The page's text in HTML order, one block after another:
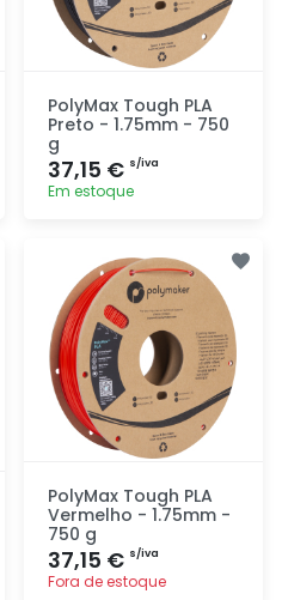
PolyMax Tough PLA
Preto - 1.75mm - 750
g
37,15 € s/iva
Em estoque
rapidamente
PolyMax Tough PLA
Vermelho - 1.75mm -
750 g
37,15 € s/iva
Fora de estoque